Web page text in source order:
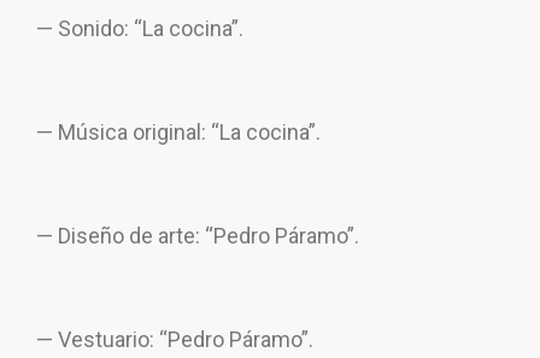
— Sonido: “La cocina”.
— Música original: “La cocina”.
— Diseño de arte: “Pedro Páramo”.
— Vestuario: “Pedro Páramo”.